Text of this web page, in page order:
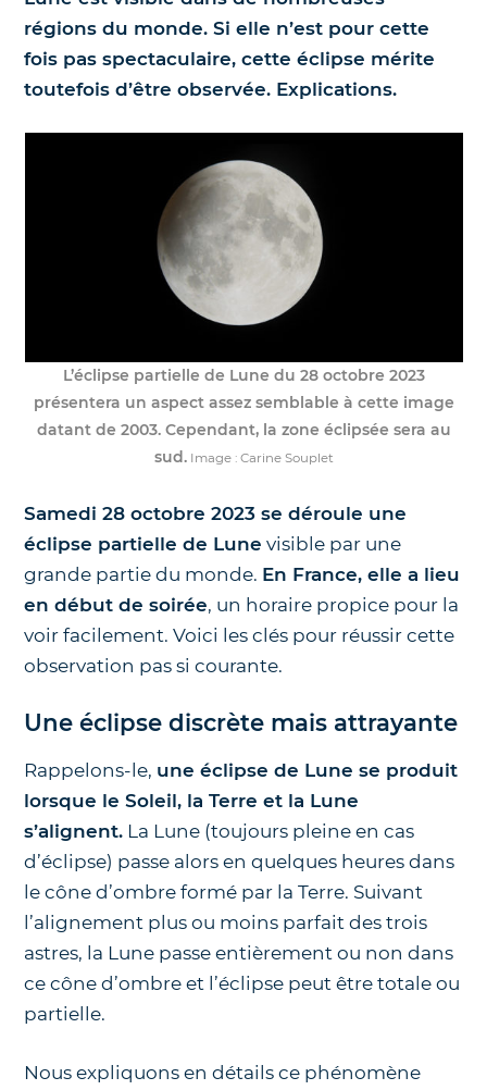
Science et exploration spatiale
Le coin des enfants
Nos jumelles pour l'astronomie
régions du monde. Si elle n’est pour cette
fois pas spectaculaire, cette éclipse mérite
toutefois d’être observée. Explications.
L’éclipse partielle de Lune du 28 octobre 2023
présentera un aspect assez semblable à cette image
datant de 2003. Cependant, la zone éclipsée sera au
sud.Image : Carine Souplet
Samedi 28 octobre 2023 se déroule une
éclipse partielle de Lune visible par une
grande partie du monde. En France, elle a lieu
en début de soirée, un horaire propice pour la
voir facilement. Voici les clés pour réussir cette
observation pas si courante.
Une éclipse discrète mais attrayante
Rappelons-le, une éclipse de Lune se produit
lorsque le Soleil, la Terre et la Lune
s’alignent. La Lune (toujours pleine en cas
d’éclipse) passe alors en quelques heures dans
le cône d’ombre formé par la Terre. Suivant
l’alignement plus ou moins parfait des trois
astres, la Lune passe entièrement ou non dans
ce cône d’ombre et l’éclipse peut être totale ou
partielle.
Nous expliquons en détails ce phénomène